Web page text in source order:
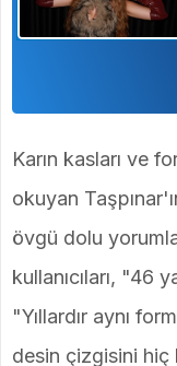
Karın kasları ve
okuyan
övgü dolu
kullanıcıları, "46
"Yıllardır aynı
desin çizgisini